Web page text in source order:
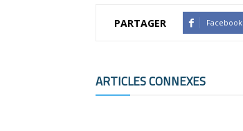
PARTAGER Facebook
ARTICLES CONNEXES